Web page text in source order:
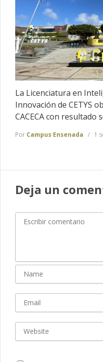
La Licenciatura en
Innovación de CETYS
CACECA con resultado
Por Campus Ensenada 1
Deja un